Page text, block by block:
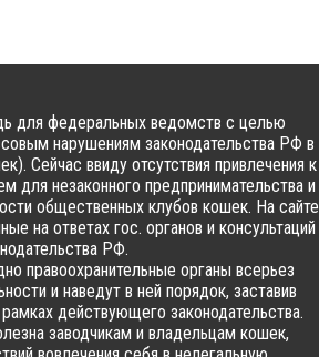
для федеральных ведомств с целью
нарушениям законодательства РФ в
Сейчас ввиду отсутствия привлечения к
для незаконного предпринимательства и
общественных клубов кошек. На сайте
на ответах гос. органов и консультаций
РФ.
правоохранительные органы всерьез
и наведут в ней порядок, заставив
действующего законодательства.
заводчикам и владельцам кошек,